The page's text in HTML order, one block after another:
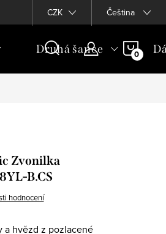
CZK Čeština
Druhá šance
Zvonilka
B.CS
hodnocení
a hvězd z pozlacené